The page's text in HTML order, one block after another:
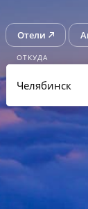
Отели
ОТКУДА